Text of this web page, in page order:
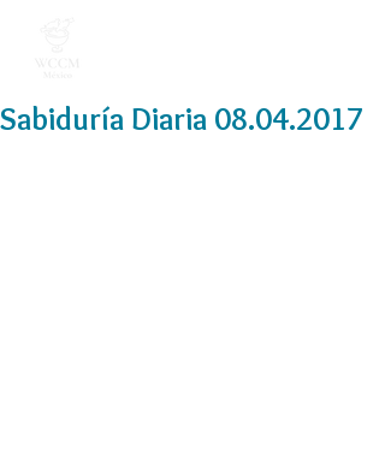
Sabiduría Diaria 08.04.2017